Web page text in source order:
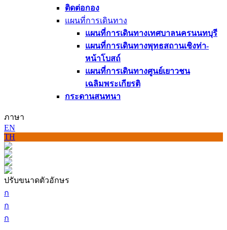
ติดต่อกอง
แผนที่การเดินทาง
แผนที่การเดินทางเทศบาลนครนนทบุรี
แผนที่การเดินทางพุทธสถานเชิงท่า-
หน้าโบสถ์
แผนที่การเดินทางศูนย์เยาวชน
เฉลิมพระเกียรติ
กระดานสนทนา
ภาษา
EN
TH
ปรับขนาดตัวอักษร
ก
ก
ก